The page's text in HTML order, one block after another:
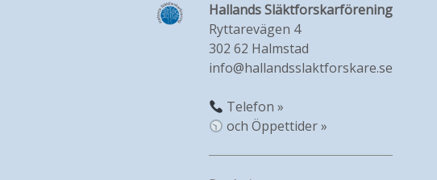
Hallands Släktforskarförening
Ryttarevägen 4
302 62 Halmstad
info@hallandsslaktforskare.se
Telefon »
och Öppettider »